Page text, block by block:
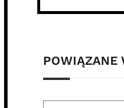
POWIĄZANE